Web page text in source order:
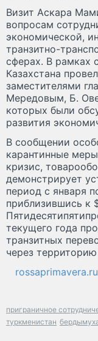
Визит Аскара
вопросам
экономической,
транзитно-
сферах. В рамках
Казахстана
заместителями
Мередовым, Б.
которых были
развития
В сообщении
карантинные
кризис,
демонстрирует
период с января
приблизившись к
текущего года
транзитных
через
rossaprimavera.ru
приграничное
туркменистан